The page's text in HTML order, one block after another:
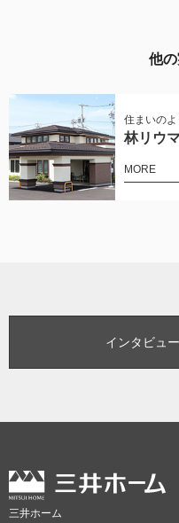
他
住まいの
林リウ
MORE
インタビュ
三井ホーム